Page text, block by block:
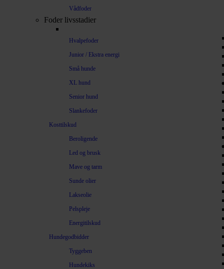
Vådfoder
Foder livsstadier
Hvalpefoder
Junior / Ekstra energi
Små hunde
XL hund
Senior hund
Slankefoder
Kosttilskud
Beroligende
Led og brusk
Mave og tarm
Sunde olier
Lakseolie
Pelspleje
Energitilskud
Hundegodbidder
Tyggeben
Hundekiks